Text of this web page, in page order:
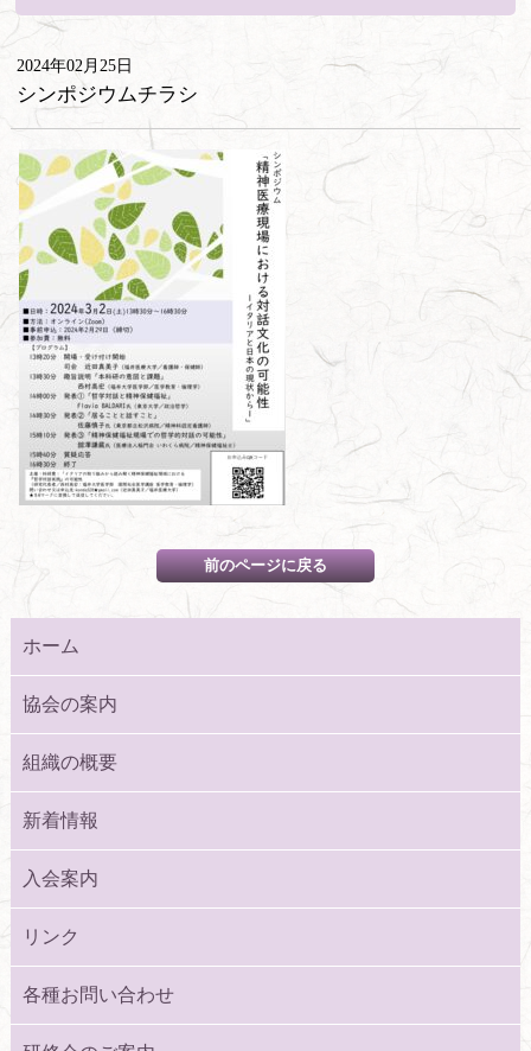
2024年02月25日
シンポジウムチラシ
ホーム
協会の案内
組織の概要
新着情報
入会案内
リンク
各種お問い合わせ